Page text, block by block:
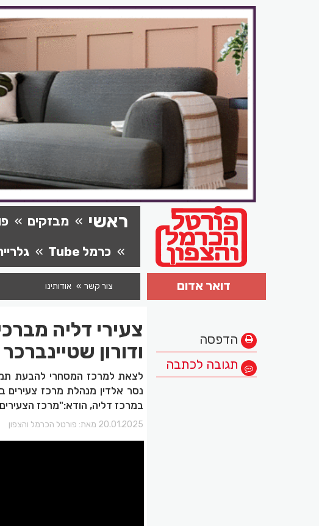
ראשי מבזקים
כרמל Tube
צור קשר אודותינו דואר אדום
הדפסה
תגובה לכתבה
צעירי דליה
ודורון שטיינברכר
לצאת למרכז המסחרי להבעת
נסר אלדין מנהלת מרכז צעירים
במרכז דליה, הודא:"מרכז
20.01.2025 מאת: פורטל הכרמל והצפון